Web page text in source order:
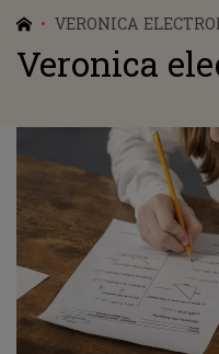
VERONICA
Veronica